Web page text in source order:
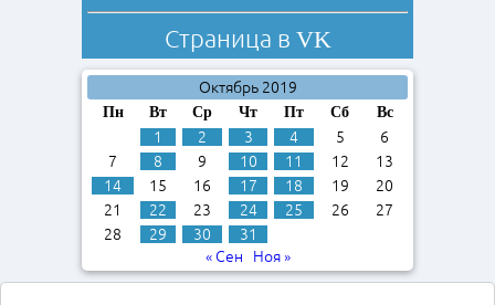
Страница в VK
Октябрь 2019
Пн Вт Ср Чт Пт Сб Вс
1 2 3 4 5
6
7
8 9 10 11 12
13
14
15 16 17 18 19
20
21
22 23 24 25 26
27
28
29 30
31
« Сен
Ноя »